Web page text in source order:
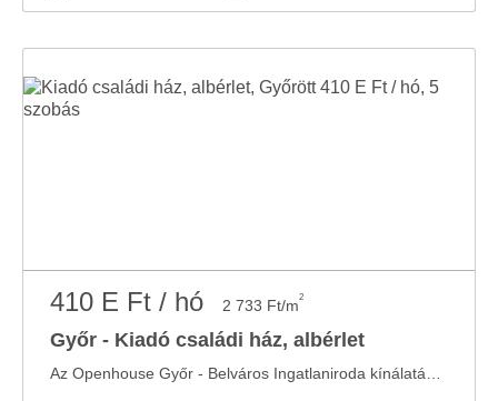
410 E Ft / hó 2 733 Ft/m2
Győr - Kiadó családi ház, albérlet